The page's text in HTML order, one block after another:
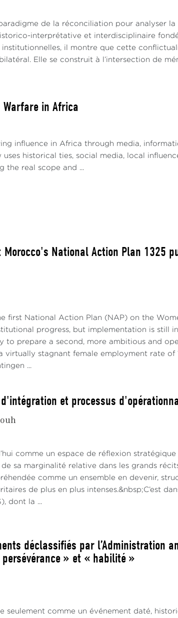
de la réconciliation pour analyser
interprétative et interdisciplinaire
il montre que cette
Elle se construit à l’intersection de
in Africa
influence in Africa through media,
historical ties, social media, local
the real scope and ...
Morocco's National Action Plan 1325
first National Action Plan (NAP) on the
progress, but implementation is still
to prepare a second, more ambitious and
stagnant female employment rate of
...
et processus
comme un espace de réflexion
de sa marginalité relative dans les grands
comme un ensemble en devenir,
de plus en plus intenses.&nbsp;C’est
dont la ...
déclassifiés par l’Administration
» et « habilité »
seulement comme un événement daté,